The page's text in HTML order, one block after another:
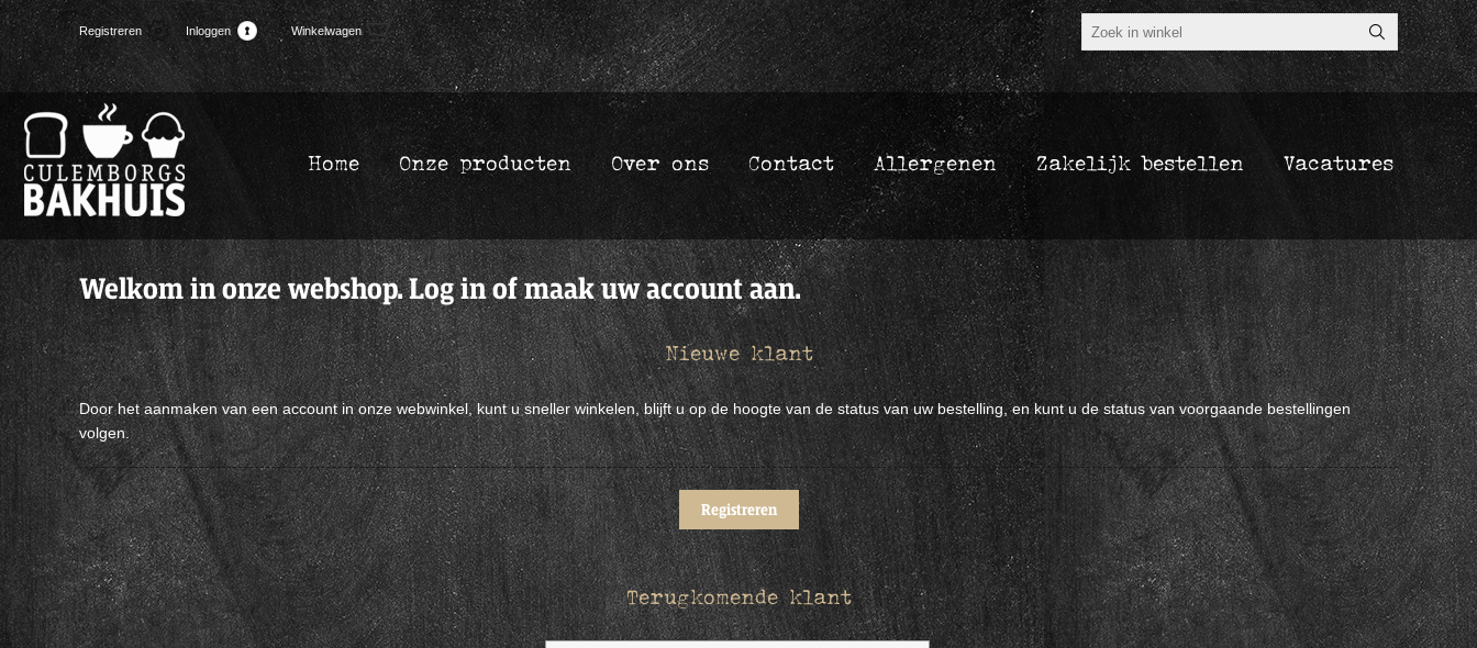
Registreren Inloggen Winkelwagen
(0)
Home Onze producten Over ons Contact Allergenen Zakelijk bestellen Vacatures
Welkom in onze webshop. Log in of maak uw account aan.
Nieuwe klant
Door het aanmaken van een account in onze webwinkel, kunt u sneller winkelen, blijft u op de hoogte van de status van uw bestelling, en kunt u de status van voorgaande bestellingen
volgen.
Terugkomende klant